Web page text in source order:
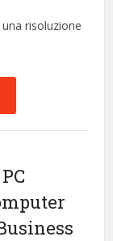
risoluzione